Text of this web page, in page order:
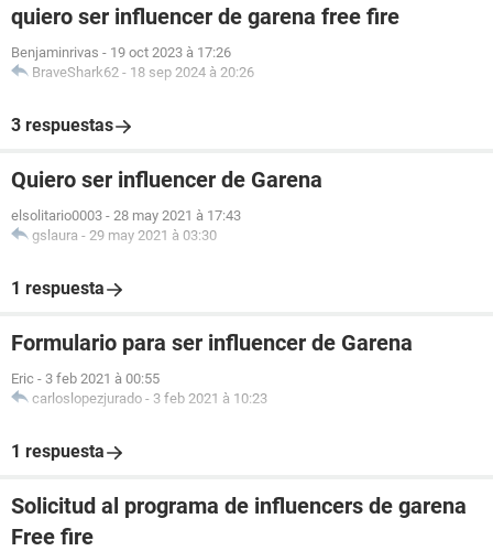
quiero ser influencer de garena free fire
Benjaminrivas - 19 oct 2023 à 17:26
BraveShark62 - 18 sep 2024 à 20:26
3 respuestas
Quiero ser influencer de Garena
elsolitario0003 - 28 may 2021 à 17:43
gslaura - 29 may 2021 à 03:30
1 respuesta
Formulario para ser influencer de Garena
Eric - 3 feb 2021 à 00:55
carloslopezjurado - 3 feb 2021 à 10:23
1 respuesta
Solicitud al programa de influencers de garena
Free fire